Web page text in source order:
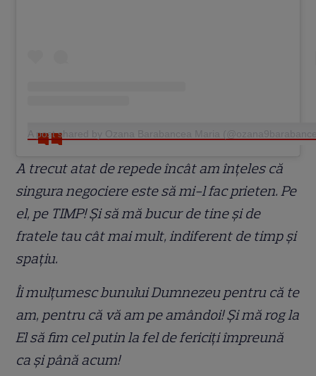
A post shared by Ozana Barabancea Maria
A trecut atat de repede încât am înțeles că
singura negociere este să mi-l fac prieten. Pe
el, pe TIMP! Și să mă bucur de tine și de
fratele tau cât mai mult, indiferent de timp și
spațiu.
Îi mulțumesc bunului Dumnezeu pentru că te
am, pentru că vă am pe amândoi! Și mă rog la
El să fim cel putin la fel de fericiți împreună
ca și până acum!